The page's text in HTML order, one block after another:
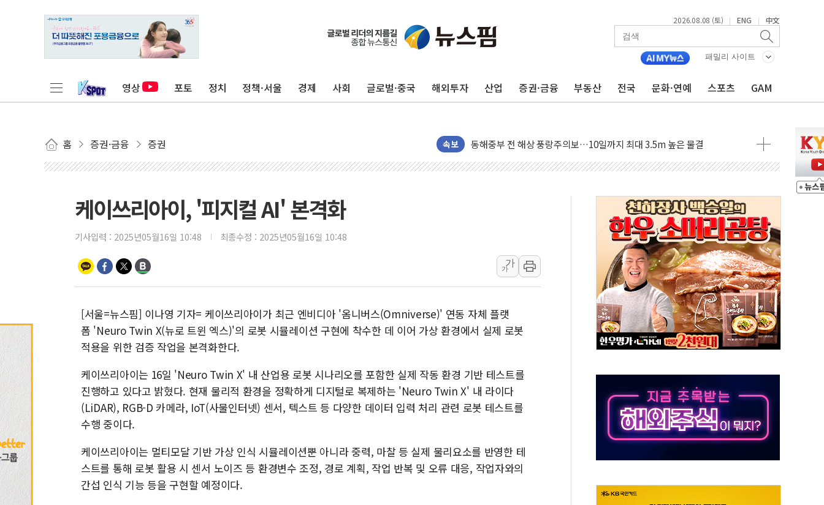
2026.08.08 (토) | ENG | 中文
패밀리 사이트
영상 포토 정치 정책·서울 경제 사회 글로벌·중국 해외투자 산업 증권·금융 부동산 전국 문화·연예 스포츠 GAM
홈 증권·금융 증권 속보
'화합' 꺼낸 김민석에 '뻔뻔' 받아친 정청래…제주 연설서 신경전 고조
中 전방위 아파트 부양, 수도 베이징도 부동산 규제 철폐
동해시, 11~14일 '별똥별 멍' 운영…페르세우스 유성우 관측
강원 중·남부 동해안 시간당 50mm 이상 폭우…호우경보 발효
청양 밭에서 일하던 90대 숨져…온열질환 여부 조사
폭염에 車 운전면허 기능시험 오전 집중 편성…체감온도 38도 넘으면 중단
李대통령, 'ISA·주가누르기 방지법' 전면 재검토 지시
'호우 특보' 경북 울진 시간당 20~30mm 강한 비...가뭄 해소될 듯
주말 무더위·열대야 지속…내륙 곳곳 소나기
오세훈 "용산공원 주택 검토, 민주당 스스로 원칙 뒤집는 것"
10월 보완수사권 폐지·공소청 출범…피해자들 '범죄 사각지대' 우려
한상협, 업계 개인정보 보안 새판 짠다…'자율규제단체' 타진
민주당, 오늘 제주·인천 경선 발표...김민석 '재역전' vs 정청래 '격차 확대'
뉴욕증시, 고용 쇼크에 금리 인상 우려 후퇴…S&P500 최고치
트럼프, 쿡 연준 이사 해임 재추진…"26일까지 의혹 소명" 요구
케이쓰리아이, '피지컬 AI' 본격화
기사입력 : 2025년05월16일 10:48 최종수정 : 2025년05월16일 10:48
가
가
[서울=뉴스핌] 이나영 기자= 케이쓰리아이가 최근 엔비디아 '옴니버스(Omniverse)' 연동 자체 플랫
폼 'Neuro Twin X(뉴로 트윈 엑스)'의 로봇 시뮬레이션 구현에 착수한 데 이어 가상 환경에서 실제 로봇
적용을 위한 검증 작업을 본격화한다.
케이쓰리아이는 16일 'Neuro Twin X' 내 산업용 로봇 시나리오를 포함한 실제 작동 환경 기반 테스트를
진행하고 있다고 밝혔다. 현재 물리적 환경을 정확하게 디지털로 복제하는 'Neuro Twin X' 내 라이다
(LiDAR), RGB-D 카메라, IoT(사물인터넷) 센서, 텍스트 등 다양한 데이터 입력 처리 관련 로봇 테스트를
수행 중이다.
케이쓰리아이는 멀티모달 기반 가상 인식 시뮬레이션뿐 아니라 중력, 마찰 등 실제 물리요소를 반영한 테
스트를 통해 로봇 활용 시 센서 노이즈 등 환경변수 조정, 경로 계획, 작업 반복 및 오류 대응, 작업자와의
간섭 인식 기능 등을 구현할 예정이다.